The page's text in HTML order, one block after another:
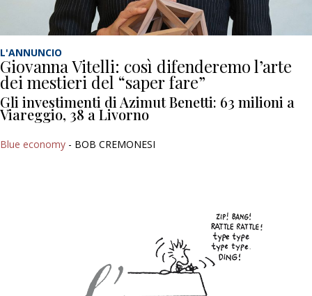
L'ANNUNCIO
Giovanna Vitelli: così difenderemo l’arte
dei mestieri del “saper fare”
Gli investimenti di Azimut Benetti: 63 milioni a
Viareggio, 38 a Livorno
Blue economy - BOB CREMONESI